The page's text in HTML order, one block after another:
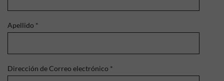
Apellido *
Dirección de Correo electrónico *